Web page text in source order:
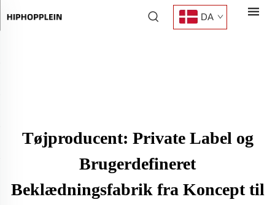
DA
Tøjproducent: Private Label og
Brugerdefineret
Beklædningsfabrik fra Koncept til